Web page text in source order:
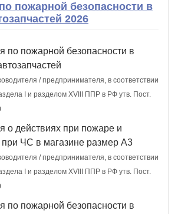
пожарной безопасности в
2026
по пожарной безопасности в
/ предпринимателя, в соответствии
I и разделом XVIII ППР в РФ утв. Пост.
о действиях при пожаре и
при ЧС в магазине размер А3
/ предпринимателя, в соответствии
I и разделом XVIII ППР в РФ утв. Пост.
по пожарной безопасности в